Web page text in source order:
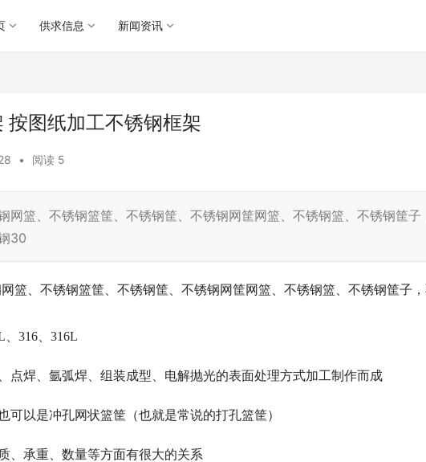
供求信息 新闻资讯
按图纸加工不锈钢框架
• 阅读 5
网篮、不锈钢篮筐、不锈钢筐、不锈钢网筐网篮、不锈钢篮、不锈钢筐子
30
篮、不锈钢篮筐、不锈钢筐、不锈钢网筐网篮、不锈钢篮、不锈钢筐子
316 316L
点焊、氩弧焊、组装成型、电解抛光的表面处理方式加工制作而成
可以是冲孔网状篮筐（也就是常说的打孔篮筐）
、承重、数量等方面有很大的关系